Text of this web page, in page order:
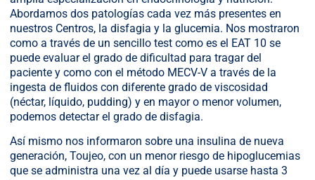
Abordamos dos patologías cada vez más presentes en
nuestros Centros, la disfagia y la glucemia. Nos mostraron
como a través de un sencillo test como es el EAT 10 se
puede evaluar el grado de dificultad para tragar del
paciente y como con el método MECV-V a través de la
ingesta de fluidos con diferente grado de viscosidad
(néctar, líquido, pudding) y en mayor o menor volumen,
podemos detectar el grado de disfagia.
Así mismo nos informaron sobre una insulina de nueva
generación, Toujeo, con un menor riesgo de hipoglucemias
que se administra una vez al día y puede usarse hasta 3